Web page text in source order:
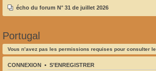
écho du forum N° 31 de juillet 2026
Portugal
Vous n’avez pas les permissions requises pour consulter
CONNEXION • S’ENREGISTRER